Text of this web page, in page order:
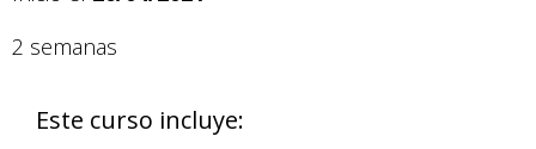
2 semanas
Este curso incluye: